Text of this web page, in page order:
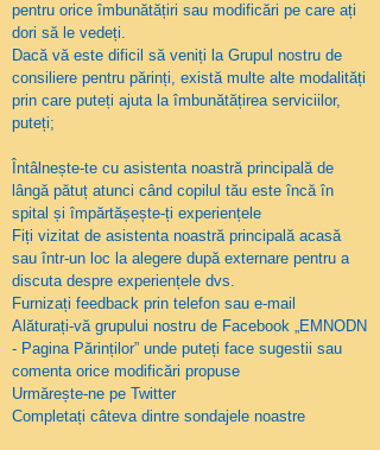
pentru orice îmbunătățiri sau modificări pe care ați
dori să le vedeți.
Dacă vă este dificil să veniți la Grupul nostru de
consiliere pentru părinți, există multe alte modalități
prin care puteți ajuta la îmbunătățirea serviciilor,
puteți;
Întâlnește-te cu asistenta noastră principală de
lângă pătuț atunci când copilul tău este încă în
spital și împărtășește-ți experiențele
Fiți vizitat de asistenta noastră principală acasă
sau într-un loc la alegere după externare pentru a
discuta despre experiențele dvs.
Furnizați feedback prin telefon sau e-mail
Alăturați-vă grupului nostru de Facebook „EMNODN
- Pagina Părinților” unde puteți face sugestii sau
comenta orice modificări propuse
Urmărește-ne pe Twitter
Completați câteva dintre sondajele noastre